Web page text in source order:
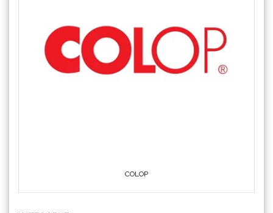
KATEGORIJE